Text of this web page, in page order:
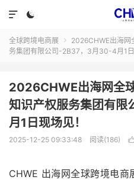


全球跨境电商展 
2026CHWE出海网
务集团有限公司-2B37，3月30-4月1日
2026CHWE出海网全
知识产权服务集团有
月1日现场见！
2025-12-25 09:33:48 阅读(186)
CHWE 出海网全球跨境电